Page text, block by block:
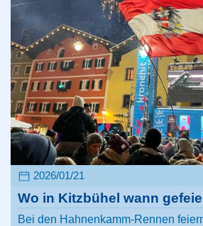
2026/01/21
Wo in Kitzbühel wann
Bei den Hahnenkamm-Rennen